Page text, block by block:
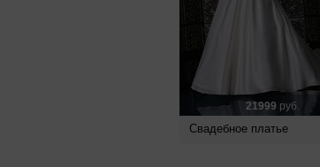
21999 руб.
Свадебное платье